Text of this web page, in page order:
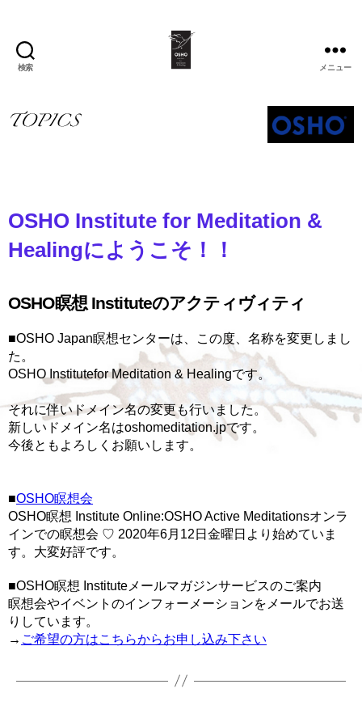
検索 メニュー
OSHO Institute for Meditation &
Healingにようこそ！！
OSHO瞑想 Instituteのアクティヴィティ
■OSHO Japan瞑想センターは、この度、名称を変更しまし
た。
OSHO Institutefor Meditation & Healingです。
それに伴いドメイン名の変更も行いました。
新しいドメイン名はoshomeditation.jpです。
今後ともよろしくお願いします。
■OSHO瞑想会
OSHO瞑想 Institute Online:OSHO Active Meditationsオンラ
インでの瞑想会 ♡ 2020年6月12日金曜日より始めていま
す。大変好評です。
■OSHO瞑想 Instituteメールマガジンサービスのご案内
瞑想会やイベントのインフォーメーションをメールでお送
りしています。
→ ご希望の方はこちらからお申し込み下さい